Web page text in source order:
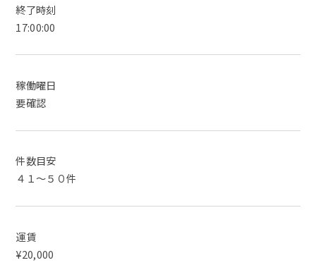
終了時刻
17:00:00
稼働曜日
要確認
件数目安
４１～５０件
運賃
¥20,000